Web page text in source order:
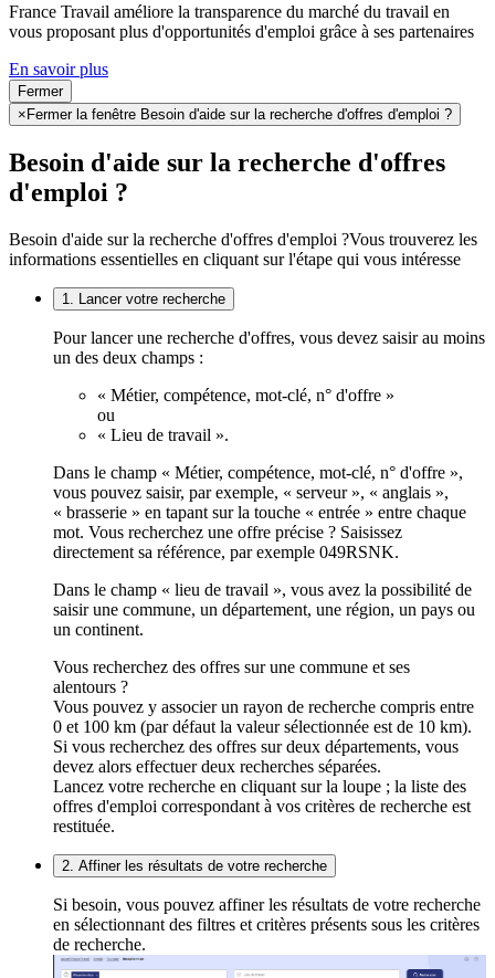
France Travail améliore la transparence du marché du travail en
vous proposant plus d'opportunités d'emploi grâce à ses partenaires
En savoir plus
Fermer
×Fermer la fenêtre Besoin d'aide sur la recherche d'offres d'emploi ?
Besoin d'aide sur la recherche d'offres
d'emploi ?
Besoin d'aide sur la recherche d'offres d'emploi ?Vous trouverez les
informations essentielles en cliquant sur l'étape qui vous intéresse
1. Lancer votre recherche
Pour lancer une recherche d'offres, vous devez saisir au moins
un des deux champs :
« Métier, compétence, mot-clé, n° d'offre »
ou
« Lieu de travail ».
Dans le champ « Métier, compétence, mot-clé, n° d'offre »,
vous pouvez saisir, par exemple, « serveur », « anglais »,
« brasserie » en tapant sur la touche « entrée » entre chaque
mot. Vous recherchez une offre précise ? Saisissez
directement sa référence, par exemple 049RSNK.
Dans le champ « lieu de travail », vous avez la possibilité de
saisir une commune, un département, une région, un pays ou
un continent.
Vous recherchez des offres sur une commune et ses
alentours ?
Vous pouvez y associer un rayon de recherche compris entre
0 et 100 km (par défaut la valeur sélectionnée est de 10 km).
Si vous recherchez des offres sur deux départements, vous
devez alors effectuer deux recherches séparées.
Lancez votre recherche en cliquant sur la loupe ; la liste des
offres d'emploi correspondant à vos critères de recherche est
restituée.
2. Affiner les résultats de votre recherche
Si besoin, vous pouvez affiner les résultats de votre recherche
en sélectionnant des filtres et critères présents sous les critères
de recherche.